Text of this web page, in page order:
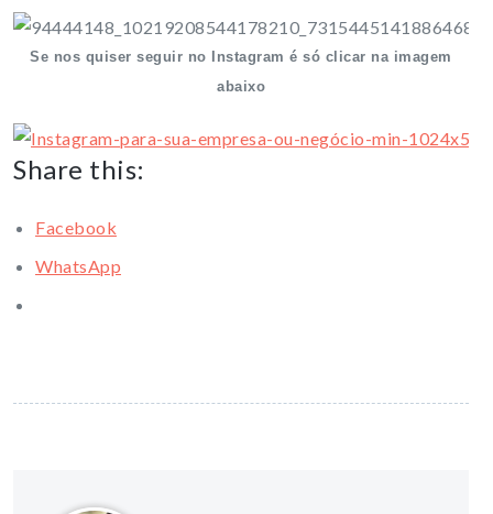
Se nos quiser seguir no Instagram é só clicar na imagem
abaixo
Share this:
Facebook
WhatsApp